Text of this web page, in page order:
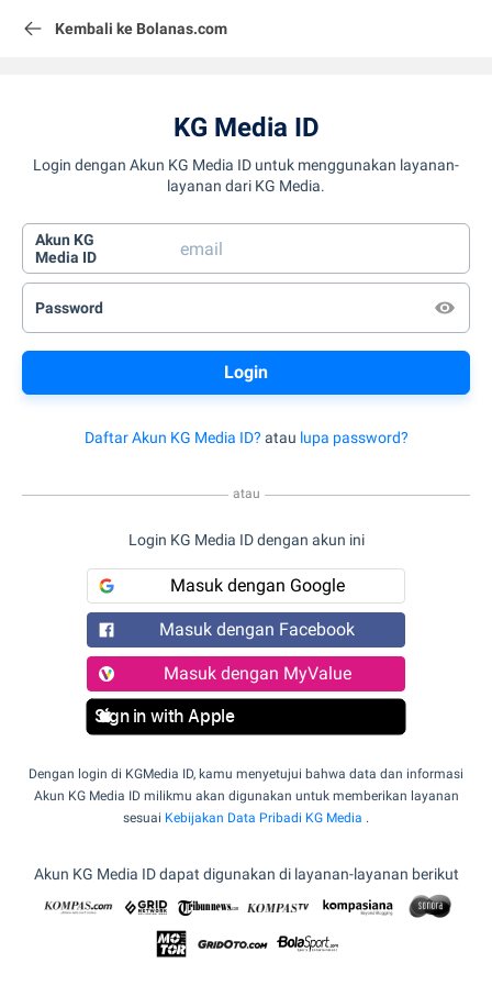
Kembali ke Bolanas.com
KG Media ID
Login dengan Akun KG Media ID untuk menggunakan layanan-
layanan dari KG Media.
Akun KG
Media ID
Password
Daftar Akun KG Media ID? atau lupa password?
atau
Login KG Media ID dengan akun ini
Masuk dengan Google
Masuk dengan Facebook
Masuk dengan MyValue
Sign in with Apple
Dengan login di KGMedia ID, kamu menyetujui bahwa data dan informasi
Akun KG Media ID milikmu akan digunakan untuk memberikan layanan
sesuai Kebijakan Data Pribadi KG Media .
Akun KG Media ID dapat digunakan di layanan-layanan berikut